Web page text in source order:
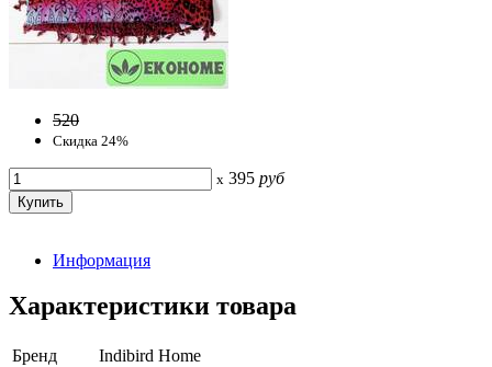
520
Скидка 24%
x 395 руб
Информация
Характеристики товара
Бренд
Indibird Home